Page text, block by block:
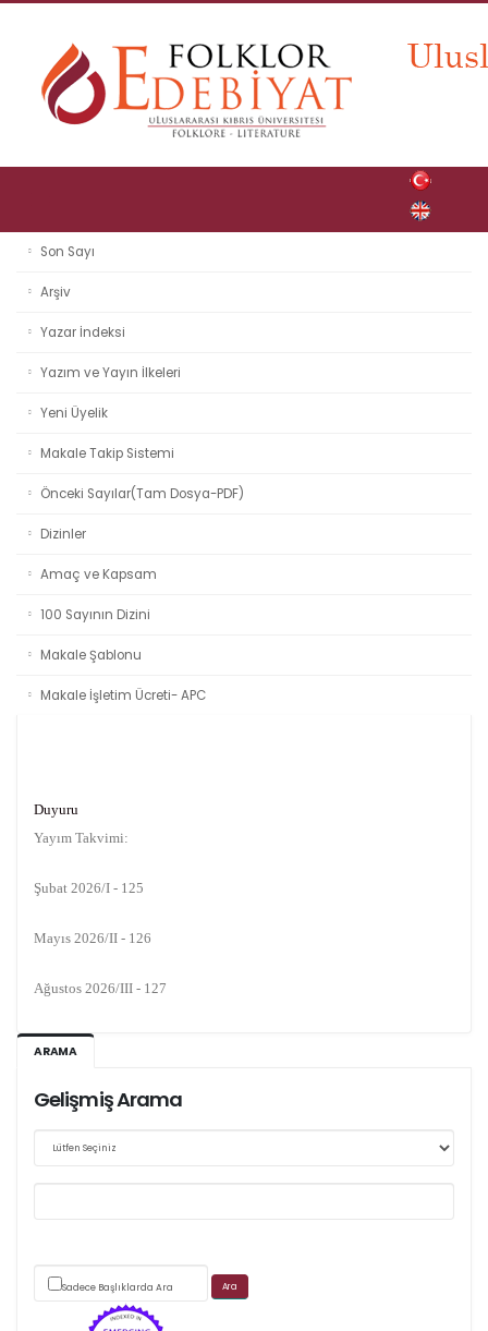
Son Sayı
Arşiv
Yazar İndeksi
Yazım ve Yayın İlkeleri
Yeni Üyelik
Makale Takip Sistemi
Önceki Sayılar(Tam Dosya-PDF)
Dizinler
Amaç ve Kapsam
100 Sayının Dizini
Makale Şablonu
Makale İşletim Ücreti- APC
ARAMA
Gelişmiş Arama
Sadece Başlıklarda Ara